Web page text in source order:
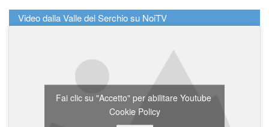
Video dalla Valle del Serchio su NoiTV
Fai clic su "Accetto" per abilitare Youtube
Cookie Policy